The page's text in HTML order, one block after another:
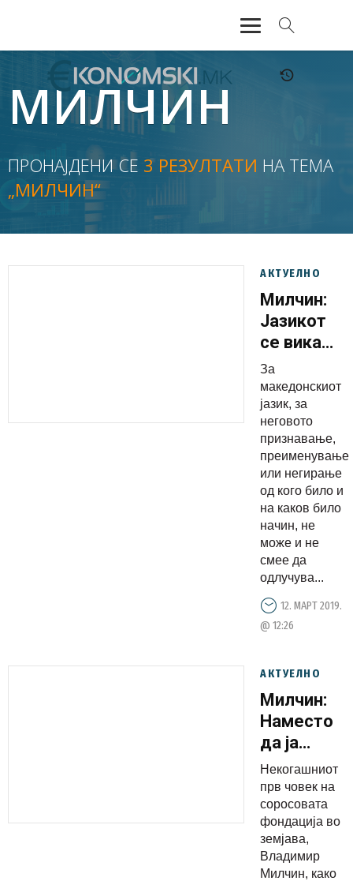
АКТУЕЛНО
ЕКОНОМИЈА
ФИНАНСИИ
БАНКАРСТВО
ЖИВОТ
МИЛЧИН
ПРОНАЈДЕНИ СЕ 3 РЕЗУЛТАТИ НА ТЕМА
„МИЛЧИН“
АКТУЕЛНО
Милчин:
Јазикот
се вика
и никој
нема
право да
го нарече
или да го
загради
во
границите
За
македонскиот
јазик, за
неговото
признавање,
преименување
или негирање
од кого било и
на каков било
начин, не
може и не
смее да
одлучува...
12. МАРТ 2019.
@ 12:26
АКТУЕЛНО
Милчин:
Наместо
да ја
намалат
владината
Заев и
ја
Некогашниот
прв човек на
соросовата
фондација во
земјава,
Владимир
Милчин, како